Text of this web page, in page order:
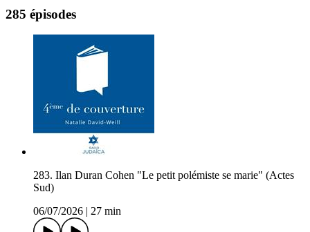
285 épisodes
283. Ilan Duran Cohen "Le petit polémiste se marie" (Actes
Sud)
06/07/2026
27 min